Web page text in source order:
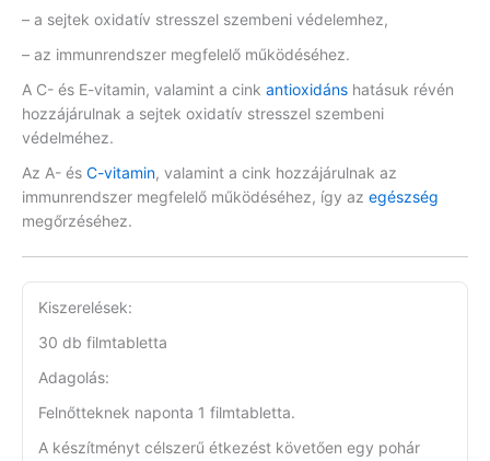
– a sejtek oxidatív stresszel szembeni védelemhez,
– az immunrendszer megfelelő működéséhez.
A C- és E-vitamin, valamint a cink antioxidáns hatásuk révén
hozzájárulnak a sejtek oxidatív stresszel szembeni
védelméhez.
Az A- és C-vitamin, valamint a cink hozzájárulnak az
immunrendszer megfelelő működéséhez, így az egészség
megőrzéséhez.
Kiszerelések:
30 db filmtabletta
Adagolás:
Felnőtteknek naponta 1 filmtabletta.
A készítményt célszerű étkezést követően egy pohár